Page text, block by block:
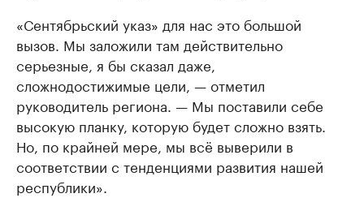
«Сентябрьский указ» для нас это большой
вызов. Мы заложили там действительно
серьезные, я бы сказал даже,
сложнодостижимые цели, — отметил
руководитель региона. — Мы поставили себе
высокую планку, которую будет сложно взять.
Но, по крайней мере, мы всё выверили в
соответствии с тенденциями развития нашей
республики».